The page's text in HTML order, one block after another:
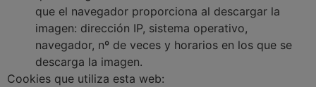
que el navegador proporciona al descargar la
imagen: dirección IP, sistema operativo,
navegador, nº de veces y horarios en los que se
descarga la imagen.
Cookies que utiliza esta web: